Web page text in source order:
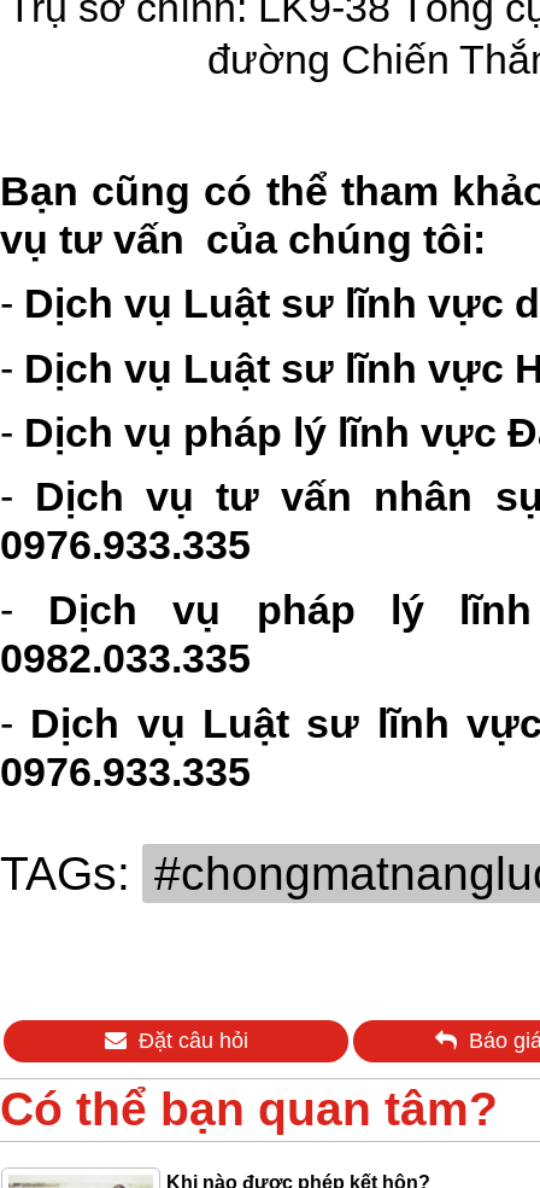
đường Chiến
Bạn cũng có thể tham
vụ tư vấn của chúng tôi:
- Dịch vụ Luật sư lĩnh vực
- Dịch vụ Luật sư lĩnh vực
- Dịch vụ pháp lý lĩnh vực
- Dịch vụ tư vấn nhân
0976.933.335
-
Dịch vụ pháp lý
0982.033.335
- Dịch vụ Luật sư lĩnh
0976.933.335
TAGs:
Đặt câu hỏi Báo
Có thể bạn quan tâm?
Khi nào được phép kết hôn?